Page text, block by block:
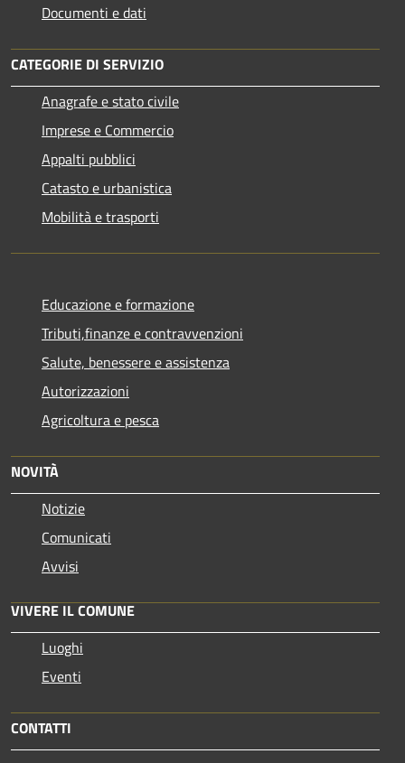
Documenti e dati
CATEGORIE DI SERVIZIO
Anagrafe e stato civile
Imprese e Commercio
Appalti pubblici
Catasto e urbanistica
Mobilità e trasporti
Educazione e formazione
Tributi,finanze e contravvenzioni
Salute, benessere e assistenza
Autorizzazioni
Agricoltura e pesca
NOVITÀ
Notizie
Comunicati
Avvisi
VIVERE IL COMUNE
Luoghi
Eventi
CONTATTI